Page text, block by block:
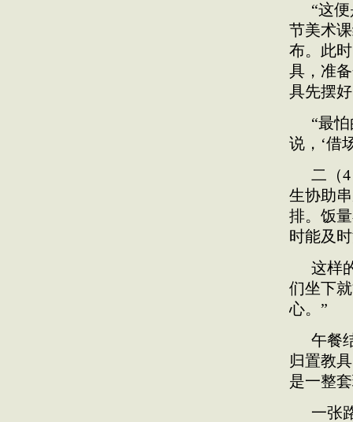
“这
节美术
布。此
具，准
具先摆
“最
说，‘借
二（
生协助
排。饭
时能及
这样
们坐下
心。”
午餐
归置教
是一整
一张